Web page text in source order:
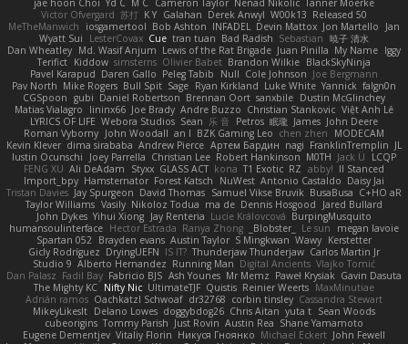
jae hoon Choi Yd C M C Cameron Taylor Nenad Nikolic Tanner Moerke
Victor Ofvergard 苏打 K Y Galahan Derek Anwyl W00k13 Released 50
MeTheManwich
iosgamertool Bob Ashton INFADEL Devin Mattox Jon Martello
Jan
Wyatt Sui
LesterCovax Cue tran tuan Bad Radish Sebastian 暁子 清水
Dan Wheatley Md. Wasif Anjum Lewis of the Rat Brigade Juan Pinilla My Name Iggy
Terifict Kiddow simsterns Olivier Babet Brandon Wilkie BlackSkyNinja
Pavel Karapud Daren Gallo Peleg Tabib Null Cole Johnson Joe Bergmann
Pav North Mike Rogers Bull Spit Sage Ryan Kirkland Luke White Yannick falgn0n
CGSpoon gubi Daniel Robertson Brennan Oort sanxbile Dustin McGlinchey
Matias Vialagro
lininx66 Joe Brady Andre Buzzo Christian Stankovic Việt Anh Lê
LYRICS OF LIFE Webora Studios Sean 乐 音 Petros 眠瓏 James John Deere
Roman Vyborny John Woodall an l BZK Gaming Leo chen zhen
MODECAM
Kevin Klever dima sirababa Andrew Pierce Артем Бардин nagi FranklinTremplin JL
Iustin Ocunschi
Joey Parrella Christian Lee Robert Hankinson M0TH Jack Ü
LCQP
FENG XU Ali DeAdam Styxx GLASS ACT kona T1 Exotic RZ abby! ll Stanced
Import_bpy Hamsternator Forest Katsch NuWest Antonio Castaldo Daisy Jai
Tristan Davies Jay Spurgeon David Thomas Samuel Vikse Bruvik BusaBusa C+HO aR
Taylor Williams Vasily Nikoloz Todua ma de Dennis Hosgood
Jared Bullard
John Dykes Yihui Xiong Jay Renteria Lucie Královcová BurpingMusquito
humansoulinterface Hector Estrada Ranya Zhong _Blobster_ Le sun
megan lavoie
Spartan 052 Brayden evans Austin Taylor S Mingkwan Wawy Kerstetter
Gicly Rodríguez DryingUEFN IS IT? Thunderjaw Thunderjaw Carlos Martin Jr
Studio 9 Alberto Hernandez Running Man Digital Ancients Vlajko Tomić
Dan Palasz Fadil Bay Fabricio BJS Ash Younes Mr Memz Paweł Krysiak Gavin Dasuta
The Mighty KC Nifty Nic UltimateTJF Quistis Reinier Weerts MaxMinutiae
Adrián ramos Oachkatzl Schwoaf dr32768 corbin tinsley Cassandra Stewart
MikeyLikesIt Delano Lowes doggybdog26 Chris Aitan yuta t Sean Woods
cubeorigins Tommy Parish Just Rovin Austin Rea Shane Yamamoto
Eugene Dementjev Vitaliy Florin Никуся Гноянко Michael Eckert John Fewell